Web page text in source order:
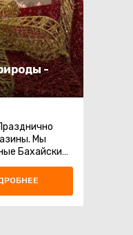
-
Мы
Бахайские
...